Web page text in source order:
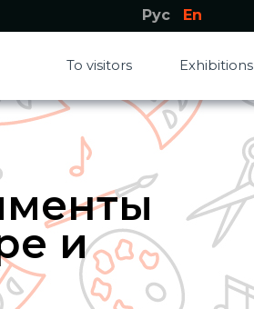
Рус En
To visitors Exhibitions
и